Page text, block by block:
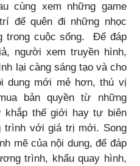
cùng xem những game
để quên đi những nhọc
trong cuộc sống. Để đáp
người xem truyền hình,
lại càng sáng tạo và cho
dung mới mẻ hơn, thú vị
bản quyền từ những
khắp thế giới hay tự biên
trình với giá trị mới. Song
mẽ của nội dung, để đáp
trình, khẩu quay hình,